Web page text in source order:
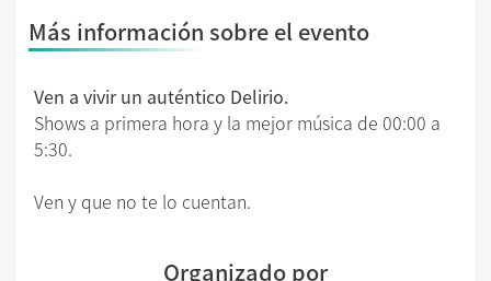
Más información sobre el evento
Ven a vivir un auténtico Delirio.
Shows a primera hora y la mejor música de 00:00 a
5:30.
Ven y que no te lo cuentan.
Organizado por